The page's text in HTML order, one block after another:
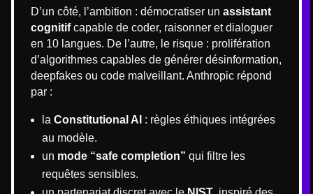
D’un côté, l’ambition : démocratiser un assistant
cognitifcapable de coder, raisonner et dialoguer
en 10 langues. De l’autre, le risque : prolifération
d’algorithmes capables de générer désinformation,
deepfakes ou code malveillant. Anthropic répond
par :
la Constitutional AI : règles éthiques intégrées
au modèle.
un mode “safe completion” qui filtre les
requêtes sensibles.